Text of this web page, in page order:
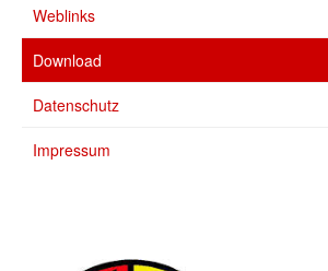
Weblinks
Download
Datenschutz
Impressum